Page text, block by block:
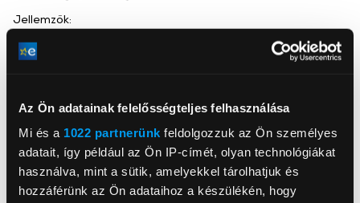
Az Ön adatainak felelősségteljes felhasználása
Mi és a 1022 partnerünk feldolgozzuk az Ön személyes
adatait, így például az Ön IP-címét, olyan technológiákat
használva, mint a sütik, amelyekkel tárolhatjuk és
hozzáférünk az Ön adataihoz a készülékén, hogy
Jellemzők:
Soha nem hagysz ki egy pillanatot a dual
vezeték nélküli kapcsolat használatával
játékmenetekhez
Akár 22 órás akkumulátor-élettartam
Hallasd a hangod – vagy ne – levehető
mikrofonnal
QuantumENGINE PC